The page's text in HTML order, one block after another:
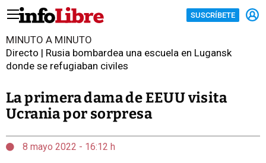
SUSCRÍBETE
MINUTO A MINUTO
Directo | Rusia bombardea una escuela en Lugansk
donde se refugiaban civiles
La primera dama de EEUU visita
Ucrania por sorpresa
8 mayo 2022 - 16:12 h